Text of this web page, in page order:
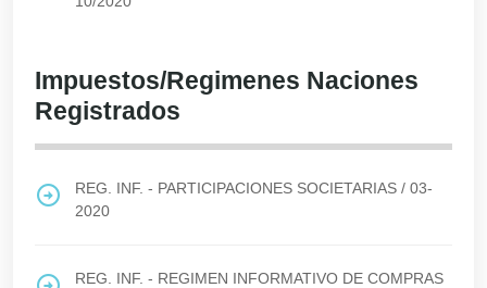
Impuestos/Regimenes Naciones
Registrados
REG. INF. - PARTICIPACIONES SOCIETARIAS / 03-
2020
REG. INF. - REGIMEN INFORMATIVO DE COMPRAS